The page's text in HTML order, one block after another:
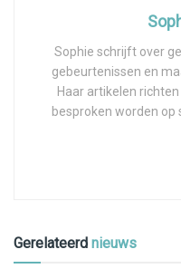
Sophie schrijft over
gebeurtenissen en
Haar artikelen
besproken worden op
Gerelateerd nieuws